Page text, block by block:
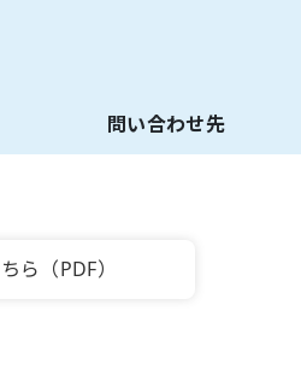
問い合わせ先
ら（PDF）